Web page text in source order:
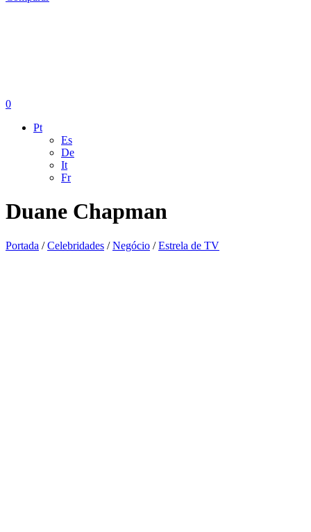
0
Pt
Es
De
It
Fr
Duane Chapman
Portada /Celebridades /Negócio /Estrela de TV